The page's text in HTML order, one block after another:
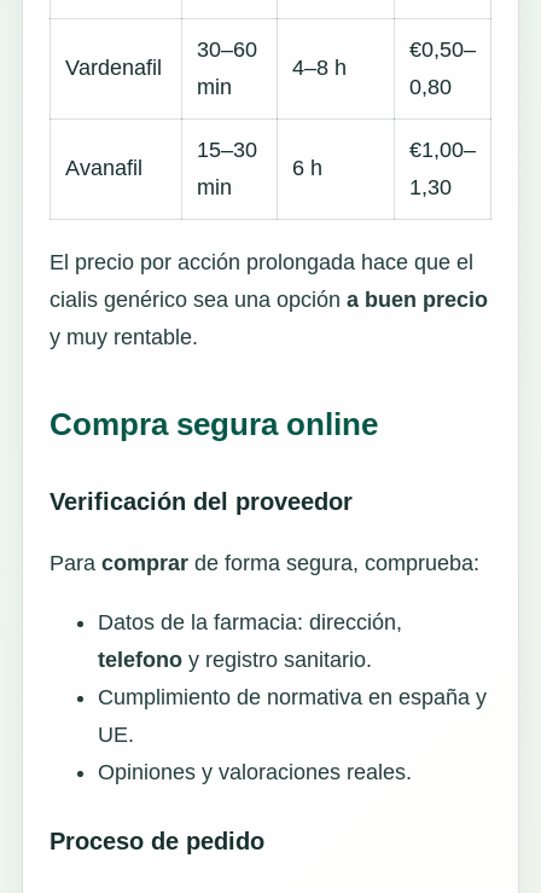
Vardenafil
30–60
min
4–8 h
€0,50–
0,80
Avanafil
15–30
min
6 h
€1,00–
1,30
El precio por acción prolongada hace que el
cialis genérico sea una opción a buen precio
y muy rentable.
Compra segura online
Verificación del proveedor
Para comprarde forma segura, comprueba:
Datos de la farmacia: dirección,
telefonoy registro sanitario.
Cumplimiento de normativa en españa y
UE.
Opiniones y valoraciones reales.
Proceso de pedido